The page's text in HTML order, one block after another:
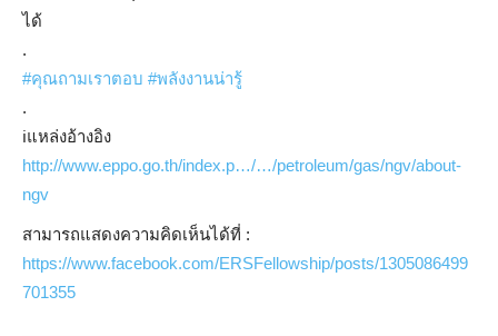
ได้
.
#คุณถามเราตอบ #พลังงานน่ารู้
.
ℹ️แหล่งอ้างอิง
http://www.eppo.go.th/index.p…/…/petroleum/gas/ngv/about-
ngv
สามารถแสดงความคิดเห็นได้ที่ :
https://www.facebook.com/ERSFellowship/posts/1305086499
701355